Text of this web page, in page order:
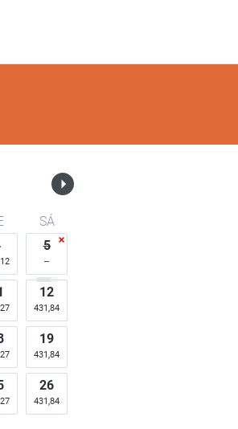
SÁ
5
12
431,84
19
431,84
26
431,84